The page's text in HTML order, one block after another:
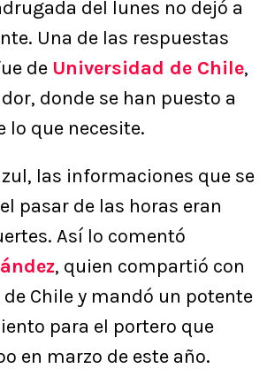
del lunes no dejó a
Una de las respuestas
de Universidad de Chile,
donde se han puesto a
lo que necesite.
las informaciones que se
pasar de las horas eran
Así lo comentó
, quien compartió con
de Chile y mandó un potente
para el portero que
en marzo de este año.